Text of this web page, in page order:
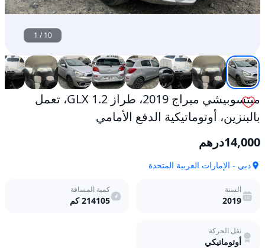
1 /10
ميتسوبيشي ميراج 2019، طراز 1.2 GLX، تعمل
بالبنزين، أوتوماتيكية الدفع الأمامي
14,000درهم
دبي - الإمارات العربية المتحدة
السنة
2019
كمية المسافة
214105كم
نقل الحركة
أوتوماتيكي